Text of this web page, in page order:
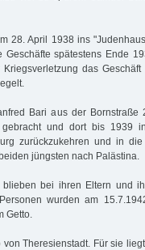
28. April 1938 ins
spätestens Ende
das
Bari aus der Bornstraße
gebracht und dort bis 1939
zurückzukehren und in
jüngsten nach Palästina.
bei ihren Eltern und
wurden am
Getto.
Theresienstadt. Für sie